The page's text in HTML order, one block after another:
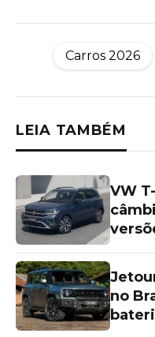
Carros 2026
LEIA TAMBÉM
VW
no